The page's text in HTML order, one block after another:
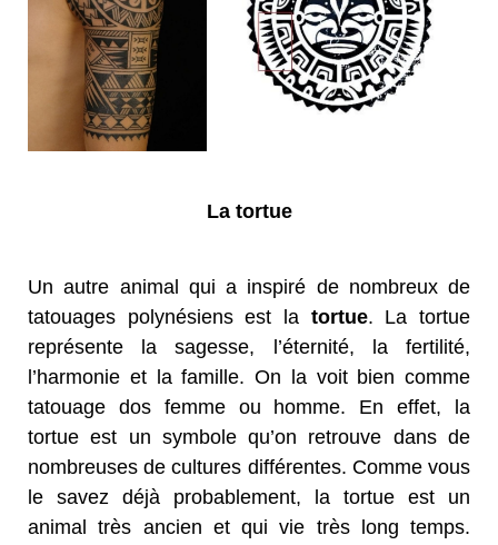
La tortue
Un autre animal qui a inspiré de nombreux de
tatouages polynésiens est la tortue. La tortue
représente la sagesse, l’éternité, la fertilité,
l’harmonie et la famille. On la voit bien comme
tatouage dos femme ou homme. En effet, la
tortue est un symbole qu’on retrouve dans de
nombreuses de cultures différentes. Comme vous
le savez déjà probablement, la tortue est un
animal très ancien et qui vie très long temps.